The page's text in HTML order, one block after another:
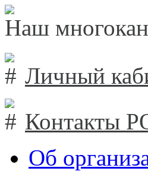
Наш
Личный
Контакты
Об